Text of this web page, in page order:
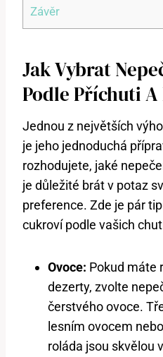
Závěr
Jak Vybrat
Podle Příchuti
Jednou z největších
je jeho jednoduchá
rozhodujete, jaké
je důležité brát v potaz
preference. Zde je pár
cukroví podle vašich
Ovoce: Pokud máte
dezerty, zvolte
čerstvého ovoce.
lesním ovocem
roláda jsou skvělou